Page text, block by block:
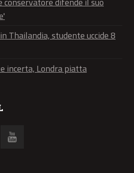
Thailandia, studente uccide 8
incerta, Londra piatta